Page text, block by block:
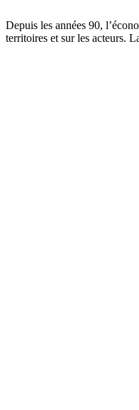
Depuis les années 90,
territoires et sur les acteurs.